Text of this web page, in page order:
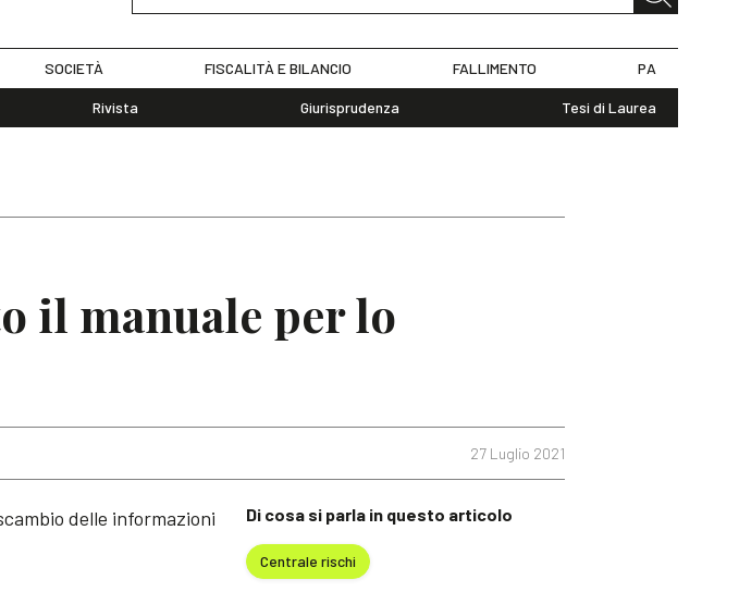
SOCIETÀ FISCALITÀ E BILANCIO FALLIMENTO PA
Rivista Giurisprudenza Tesi di Laurea
il manuale per lo
27 Luglio 2021
delle informazioni
Di cosa si parla in questo articolo
Centrale rischi